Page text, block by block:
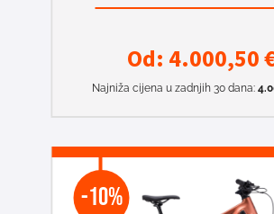
Od: 4.000,50
Najniža cijena u zadnjih 30 dana:
-10%